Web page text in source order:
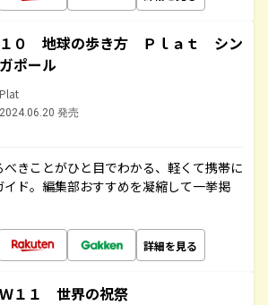
１０ 地球の歩き方 Ｐｌａｔ シン
ガポール
Plat
2024.06.20 発売
きことがひと目でわかる、軽くて携帯に
ド。編集部おすすめを凝縮して一挙掲
詳細を見る
Ｗ１１ 世界の祝祭